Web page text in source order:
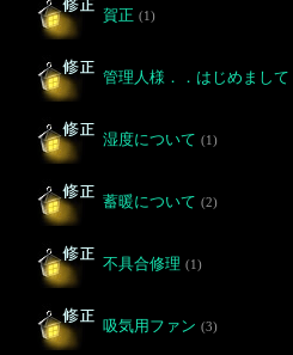
賀正 (1)
管理人様．．はじめまして
湿度について (1)
蓄暖について (2)
不具合修理 (1)
吸気用ファン (3)